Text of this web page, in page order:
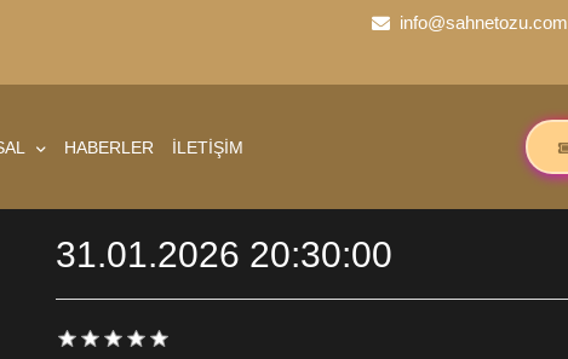
info@sahnetozu.com
HABERLER İLETİŞİM
31.01.2026 20:30:00